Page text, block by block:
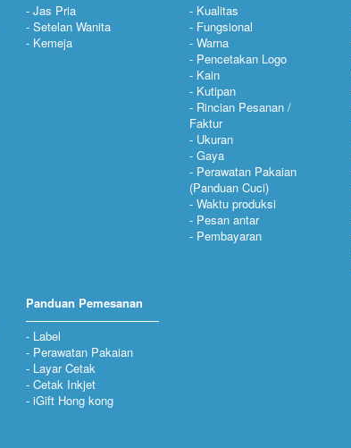
Jas Pria
Setelan Wanita
Kemeja
Kualitas
Fungsional
Warna
Pencetakan Logo
Kain
Kutipan
Rincian Pesanan /
Faktur
Ukuran
Gaya
Perawatan Pakaian
(Panduan Cuci)
Waktu produksi
Pesan antar
Pembayaran
Panduan Pemesanan
Label
Perawatan Pakaian
Layar Cetak
Cetak Inkjet
iGift Hong kong